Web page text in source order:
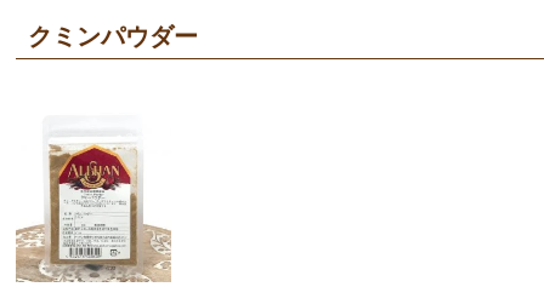
クミンパウダー